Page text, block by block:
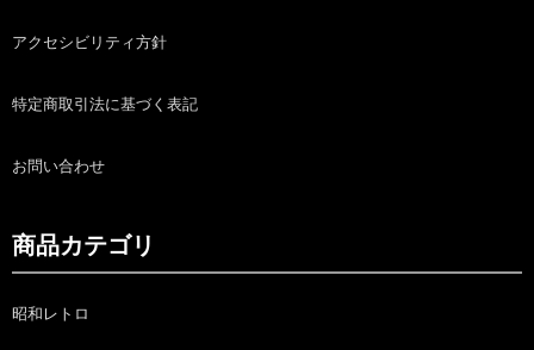
アクセシビリティ方針
特定商取引法に基づく表記
お問い合わせ
商品カテゴリ
昭和レトロ